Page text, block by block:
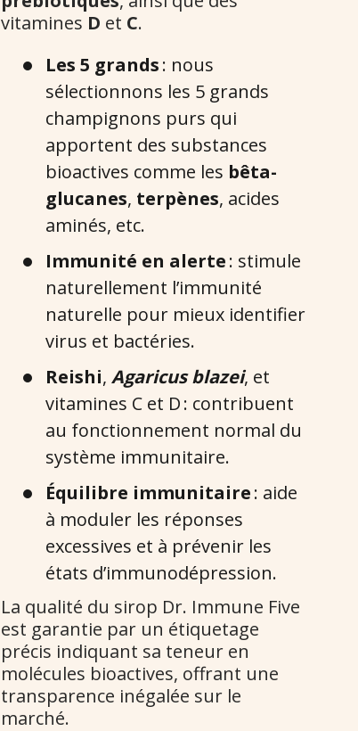
vitamines D et C.
Les 5 grands: nous
sélectionnons les 5 grands
champignons purs qui
apportent des substances
bioactives comme les bêta-
glucanes, terpènes, acides
aminés, etc.
Immunité en alerte: stimule
naturellement l’immunité
naturelle pour mieux identifier
virus et bactéries.
Reishi,Agaricus blazei, et
vitamines C et D : contribuent
au fonctionnement normal du
système immunitaire.
Équilibre immunitaire: aide
à moduler les réponses
excessives et à prévenir les
états d’immunodépression.
La qualité du sirop Dr. Immune Five
est garantie par un étiquetage
précis indiquant sa teneur en
molécules bioactives, offrant une
transparence inégalée sur le
marché.